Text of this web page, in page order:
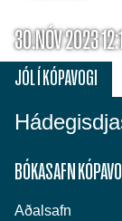
30.NÓV 2023
JÓL Í KÓPAVOGI
BÓKASAFN
Aðalsafn